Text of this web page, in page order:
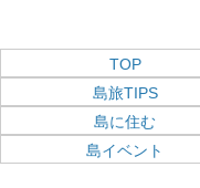
TOP
島旅TIPS
島に住む
島イベント